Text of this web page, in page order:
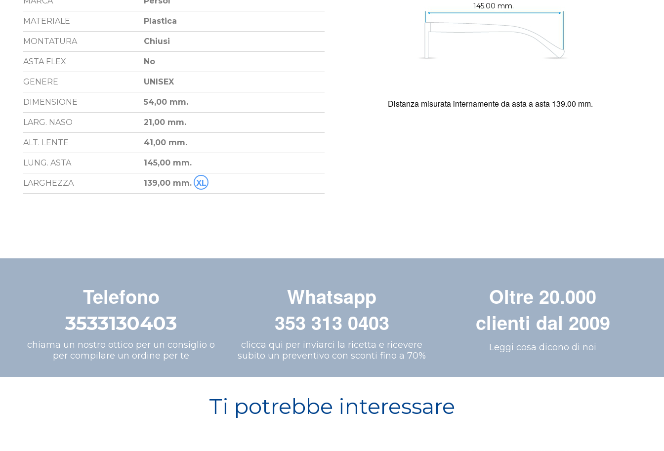
MATERIALE Plastica
MONTATURA Chiusi
ASTA FLEX No
GENERE UNISEX
DIMENSIONE 54,00 mm.
LARG. NASO 21,00 mm.
ALT. LENTE 41,00 mm.
LUNG. ASTA 145,00 mm.
LARGHEZZA 139,00 mm. XL
145.00 mm.
Distanza misurata internamente da asta a asta 139.00 mm.
Telefono
3533130403
chiama un nostro ottico per un consiglio o
per compilare un ordine per te
Whatsapp
353 313 0403
clicca qui per inviarci la ricetta e ricevere
subito un preventivo con sconti fino a 70%
Oltre 20.000
clienti dal 2009
Leggi cosa dicono di noi
Ti potrebbe interessare